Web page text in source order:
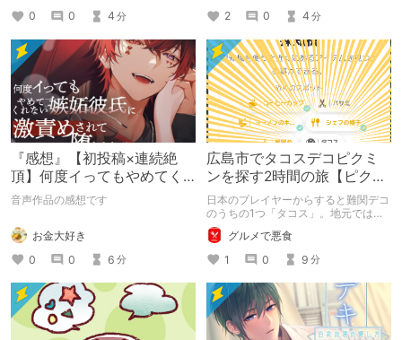
0
0 4 分
2
0 4 分
『感想』【初投稿×連続絶
頂】何度イってもやめてく
れない嫉妬彼氏に激責めさ
音声作品の感想です
お金大好き
0
0 6 分
広島市でタコスデコピクミ
ンを探す2時間の旅【ピクミ
ンブルーム / Pikmin
Bloom】
日本のプレイヤーからすると難関デコ
のうちの1つ「タコス」。地元では見
つけられなかった男が広島で探す旅を
お送りします。ねくすと5月のテーマ
「お出かけの記録」。
グルメで悪食
1
0 9 分